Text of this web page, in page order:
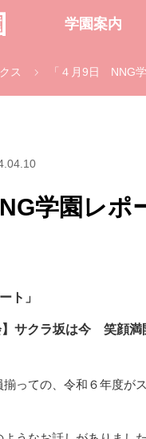
学園案内
ス 「４月9日 NNG
学園レ
ト」
サクラ坂は今 笑顔満
っての、令和６年度が